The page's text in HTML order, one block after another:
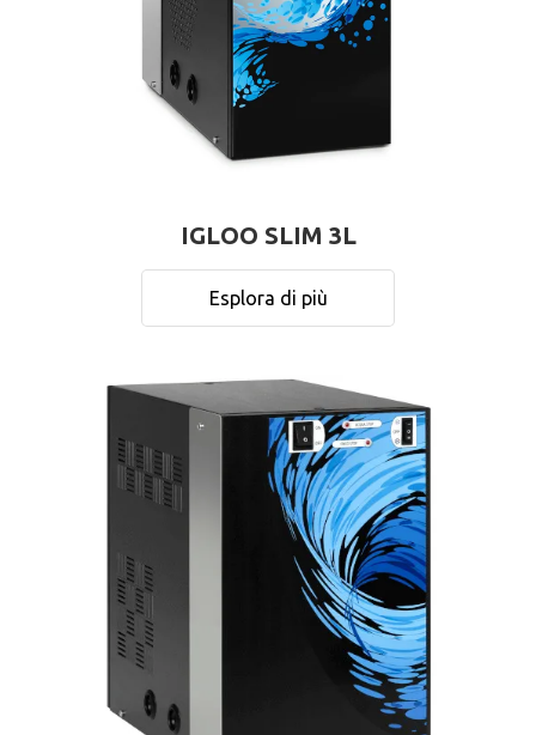
IGLOO SLIM 3L
Esplora di più